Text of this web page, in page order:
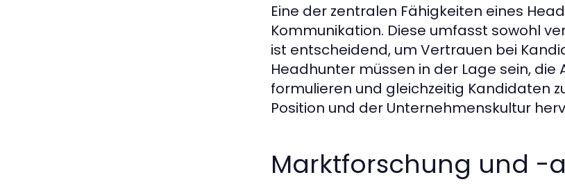
Eine der zentralen Fähigkeiten eines
Kommunikation. Diese umfasst sowohl
ist entscheidend, um Vertrauen bei
Headhunter müssen in der Lage sein,
formulieren und gleichzeitig Kandidaten
Position und der Unternehmenskultur
Marktforschung und -